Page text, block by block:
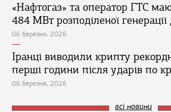
«Нафтогаз» та оператор ГТС
484 МВт розподіленої
06 березня, 2026
Іранці виводили крипту
перші години після ударів по
06 березня, 2026
всі новини